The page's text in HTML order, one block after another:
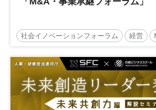
社会イノベーションフォーラム 経営
事業承継 中堅中小企業
日経社会イノベーションフォーラム 参